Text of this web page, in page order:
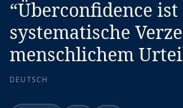
“Überconfidence ist
systematische
menschlichem
DEUTSCH